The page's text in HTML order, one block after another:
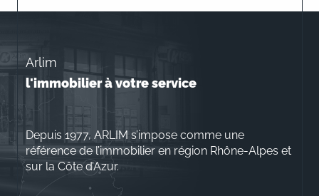
Arlim
l'immobilier à votre service
Depuis 1977, ARLIM s’impose comme une
référence de l’immobilier en région Rhône-Alpes et
sur la Côte d’Azur.